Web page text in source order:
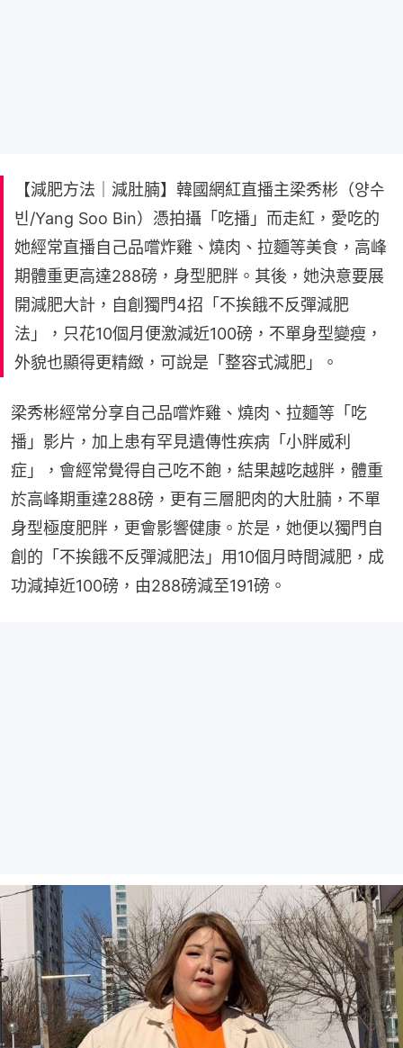
【減肥方法｜減肚腩】韓國網紅直播主梁秀彬（양수
빈/Yang Soo Bin）憑拍攝「吃播」而走紅，愛吃的
她經常直播自己品嚐炸雞、燒肉、拉麵等美食，高峰
期體重更高達288磅，身型肥胖。其後，她決意要展
開減肥大計，自創獨門4招「不挨餓不反彈減肥
法」，只花10個月便激減近100磅，不單身型變瘦，
外貌也顯得更精緻，可說是「整容式減肥」。
梁秀彬經常分享自己品嚐炸雞、燒肉、拉麵等「吃
播」影片，加上患有罕見遺傳性疾病「小胖威利
症」，會經常覺得自己吃不飽，結果越吃越胖，體重
於高峰期重達288磅，更有三層肥肉的大肚腩，不單
身型極度肥胖，更會影響健康。於是，她便以獨門自
創的「不挨餓不反彈減肥法」用10個月時間減肥，成
功減掉近100磅，由288磅減至191磅。